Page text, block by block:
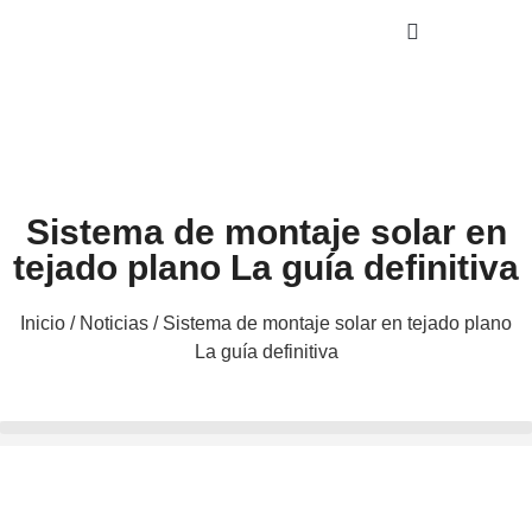
Sistema de montaje solar en
tejado plano La guía definitiva
Inicio / Noticias / Sistema de montaje solar en tejado plano
La guía definitiva